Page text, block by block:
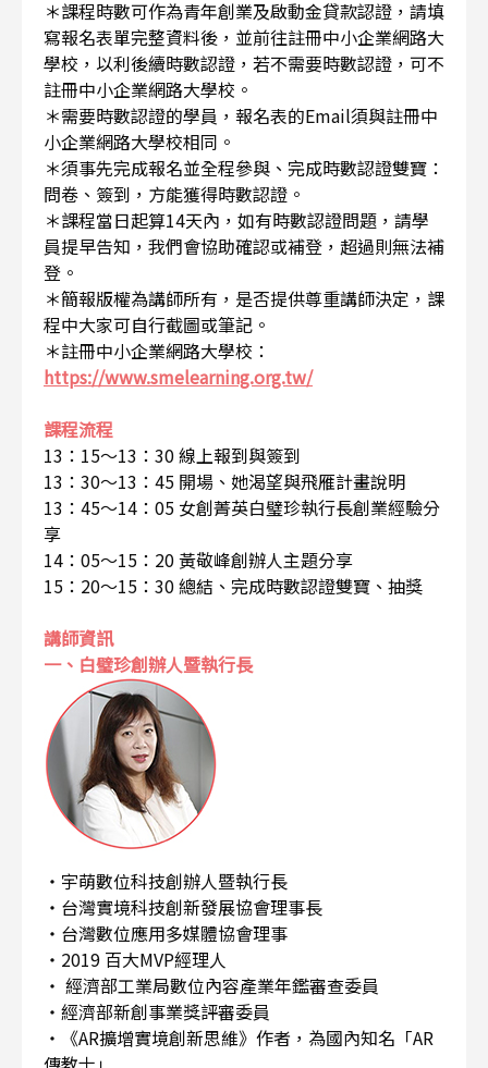
＊課程時數可作為青年創業及啟動金貸款認證，請填
寫報名表單完整資料後，並前往註冊中小企業網路大
學校，以利後續時數認證，若不需要時數認證，可不
註冊中小企業網路大學校。
＊需要時數認證的學員，報名表的Email須與註冊中
小企業網路大學校相同。
＊須事先完成報名並全程參與、完成時數認證雙寶：
問卷、簽到，方能獲得時數認證。
＊課程當日起算14天內，如有時數認證問題，請學
員提早告知，我們會協助確認或補登，超過則無法補
登。
＊簡報版權為講師所有，是否提供尊重講師決定，課
程中大家可自行截圖或筆記。
＊註冊中小企業網路大學校：
https://www.smelearning.org.tw/
課程流程
13：15～13：30 線上報到與簽到
13：30～13：45 開場、她渴望與飛雁計畫說明
13：45～14：05 女創菁英白璧珍執行長創業經驗分
享
14：05～15：20 黃敬峰創辦人主題分享
15：20～15：30 總結、完成時數認證雙寶、抽獎
講師資訊
一、白璧珍創辦人暨執行長
・宇萌數位科技創辦人暨執行長
・台灣實境科技創新發展協會理事長
・台灣數位應用多媒體協會理事
・2019 百大MVP經理人
・ 經濟部工業局數位內容產業年鑑審查委員
・經濟部新創事業獎評審委員
・《AR擴增實境創新思維》作者，為國內知名「AR